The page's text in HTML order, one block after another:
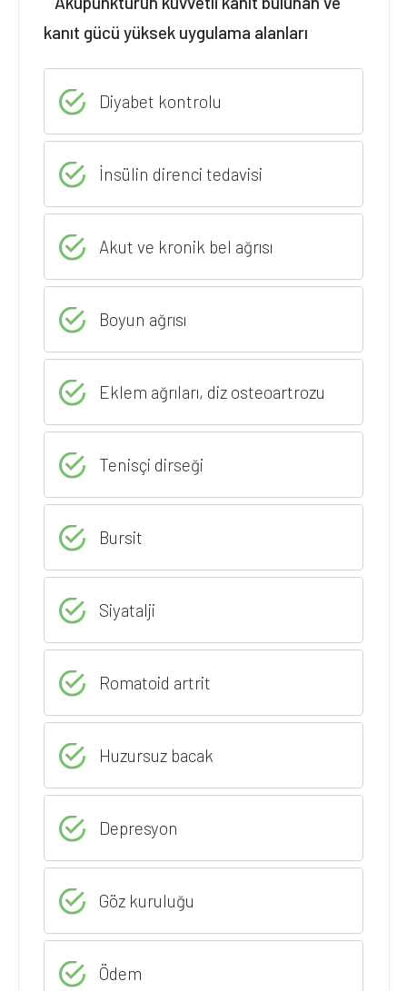
kanıt gücü yüksek uygulama alanları
Diyabet kontrolu
İnsülin direnci tedavisi
Akut ve kronik bel ağrısı
Boyun ağrısı
Eklem ağrıları, diz osteoartrozu
Tenisçi dirseği
Bursit
Siyatalji
Romatoid artrit
Huzursuz bacak
Depresyon
Göz kuruluğu
Ödem